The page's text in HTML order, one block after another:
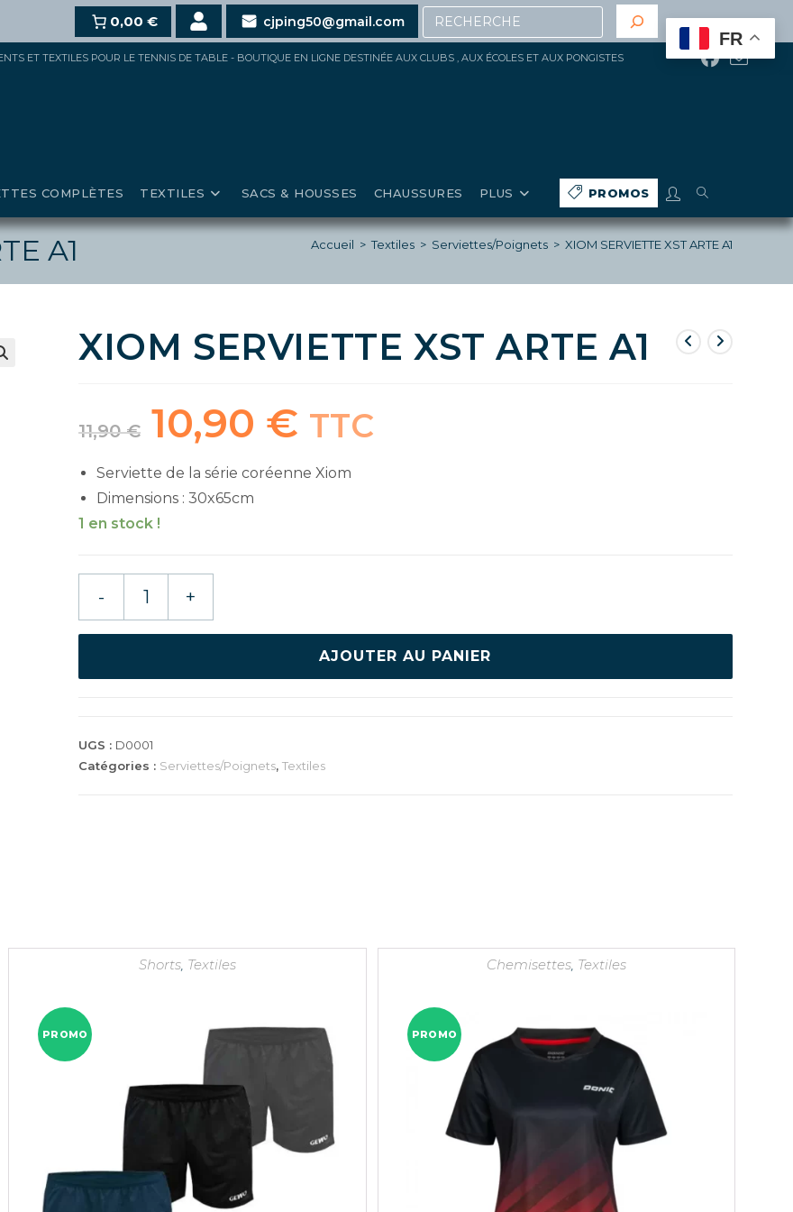
dès 100€,15% pour 150€ et jusqu’à20%au-delà de 200€ d’achat (hors gros matériels, réduction,
0,00 € cjping50@gmail.com Recherche
ET TEXTILES POUR LE TENNIS DE TABLE - BOUTIQUE EN LIGNE DESTINÉE AUX CLUBS , AUX ÉCOLES ET AUX PONGISTES
COMPLÈTES TEXTILES SACS & HOUSSES CHAUSSURES PLUS PROMOS
TOGGLE
WEBSITE
SEARCH
A1 Accueil > Textiles > Serviettes/Poignets > XIOM SERVIETTE XST ARTE A1
XIOM SERVIETTE XST ARTE A1
11,90€
Le
prix
initial
10,90 € prix
TTC
Serviette de la série coréenne Xiom
Dimensions : 30x65cm
1 en stock !
XST
- +
AJOUTER AU PANIER
UGS : D0001
Catégories : Serviettes/Poignets,Textiles
Shorts, Textiles
PROMO
Chemisettes, Textiles
PROMO
FR